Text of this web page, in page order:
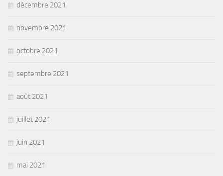
décembre 2021
novembre 2021
octobre 2021
septembre 2021
août 2021
juillet 2021
juin 2021
mai 2021